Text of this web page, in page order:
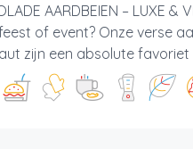
AARDBEIEN –
of event? Onze verse
zijn een absolute favoriet